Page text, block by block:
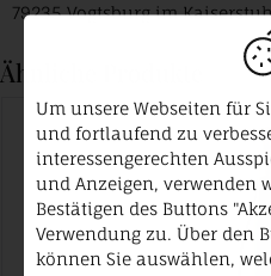
79235 Vogtsburg im
Ähnliche Produkte
Um unsere Webseiten für
und fortlaufend zu
interessengerechten
und Anzeigen, verwenden
Bestätigen des Buttons
Verwendung zu. Über den
können Sie auswählen,